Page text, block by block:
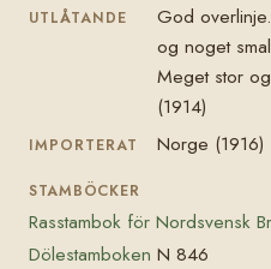
UTLÅTANDE
God
og noget
Meget stor
(1914)
IMPORTERAT Norge (1916)
STAMBÖCKER
Rasstambok för Nordsvensk
Dölestamboken N 846